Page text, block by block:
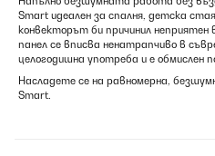
Smart идеален за спалня, детска
конвекторът би причинил
панел се вписва ненатрапчиво в
целогодишна употреба и е обмислен
Насладете се на равномерна,
Smart.